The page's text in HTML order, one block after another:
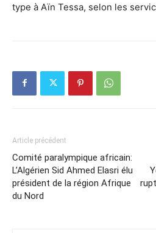
type à Aïn Tessa, selon les
Article précédent
Comité paralympique africain:
L’Algérien Sid Ahmed Elasri élu
président de la région Afrique
du Nord